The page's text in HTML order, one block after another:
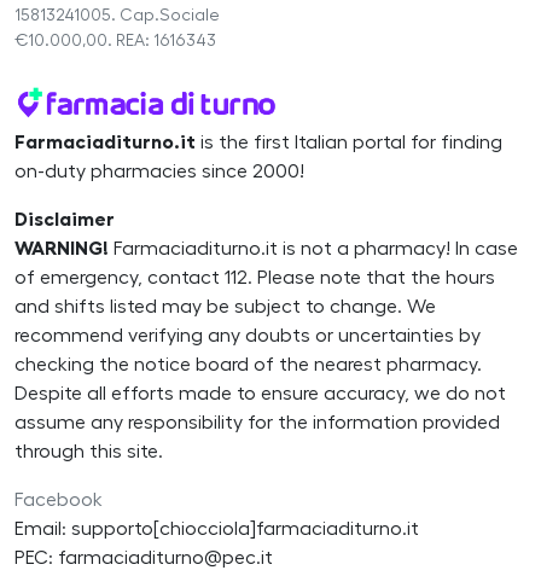
15813241005. Cap.Sociale
€10.000,00. REA: 1616343
Farmaciaditurno.it is the first Italian portal for finding
on-duty pharmacies since 2000!
Disclaimer
WARNING! Farmaciaditurno.it is not a pharmacy! In case
of emergency, contact 112. Please note that the hours
and shifts listed may be subject to change. We
recommend verifying any doubts or uncertainties by
checking the notice board of the nearest pharmacy.
Despite all efforts made to ensure accuracy, we do not
assume any responsibility for the information provided
through this site.
Facebook
Email: supporto[chiocciola]farmaciaditurno.it
PEC: farmaciaditurno@pec.it